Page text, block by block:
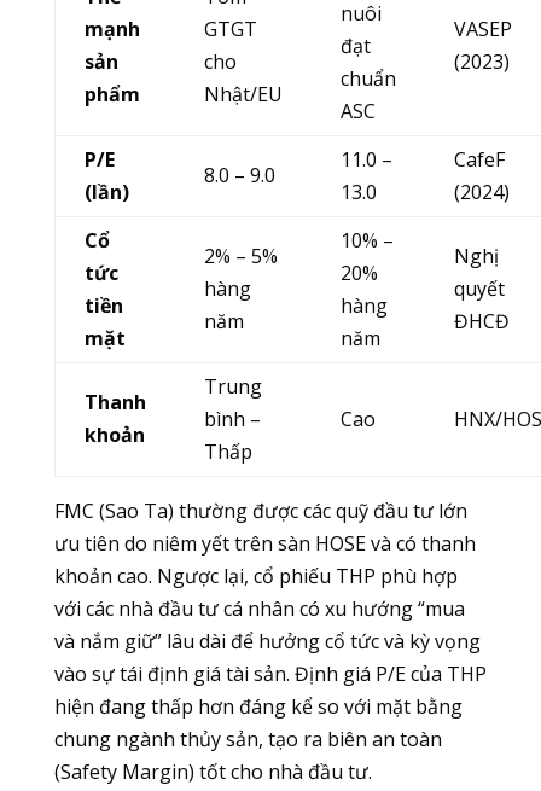
mạnh
sản
phẩm
GTGT
cho
Nhật/EU
nuôi
đạt
chuẩn
ASC
VASEP
(2023)
P/E
(lần)
8.0 – 9.0
11.0 –
13.0
CafeF
(2024)
Cổ
tức
tiền
mặt
2% – 5%
hàng
năm
10% –
20%
hàng
năm
Nghị
quyết
ĐHCĐ
Thanh
khoản
Trung
bình –
Thấp
Cao HNX/
FMC (Sao Ta) thường được các quỹ đầu tư lớn
ưu tiên do niêm yết trên sàn HOSE và có thanh
khoản cao. Ngược lại, cổ phiếu THP phù hợp
với các nhà đầu tư cá nhân có xu hướng “mua
và nắm giữ” lâu dài để hưởng cổ tức và kỳ vọng
vào sự tái định giá tài sản. Định giá P/E của THP
hiện đang thấp hơn đáng kể so với mặt bằng
chung ngành thủy sản, tạo ra biên an toàn
(Safety Margin) tốt cho nhà đầu tư.